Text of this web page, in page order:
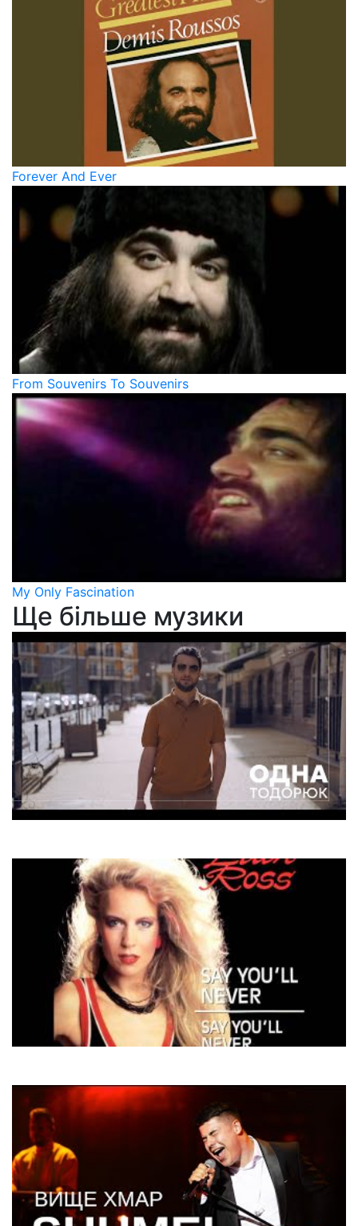
Forever And Ever
From Souvenirs To Souvenirs
My Only Fascination
Ще більше музики